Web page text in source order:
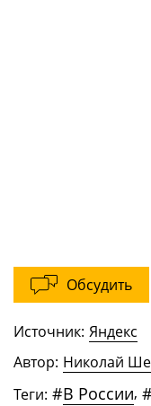
Обсудить
Источник: Яндекс
Автор: Николай
Теги: #В России,